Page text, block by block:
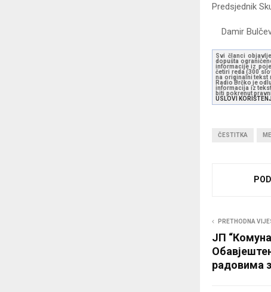
Svi članci
dopušta
informacije iz
četiri reda (300
na originalni tekst
Radio Brčko je
informacija iz
biti pokrenut
USLOVI
ČESTITKA
PRETHODNA
ЈП
радовима